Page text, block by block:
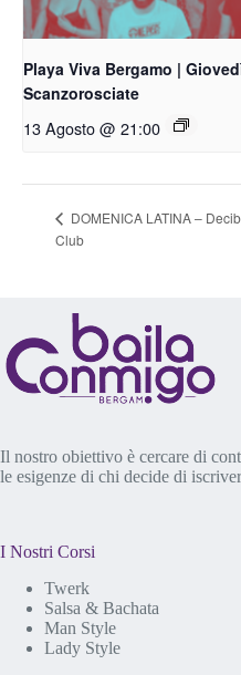
Playa Viva Bergamo |
Scanzorosciate
13 Agosto @ 21:00
DOMENICA LATINA –
Club
Il nostro obiettivo è cercare di
le esigenze di chi decide di
I Nostri Corsi
Twerk
Salsa & Bachata
Man Style
Lady Style